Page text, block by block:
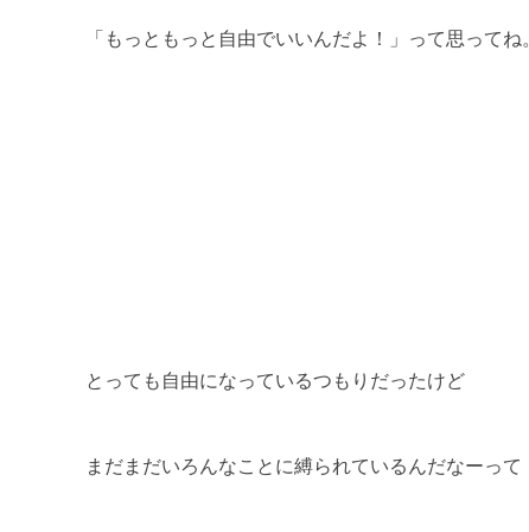
「もっともっと自由でいいんだよ！」って思ってね。
とっても自由になっているつもりだったけど
まだまだいろんなことに縛られているんだなーって